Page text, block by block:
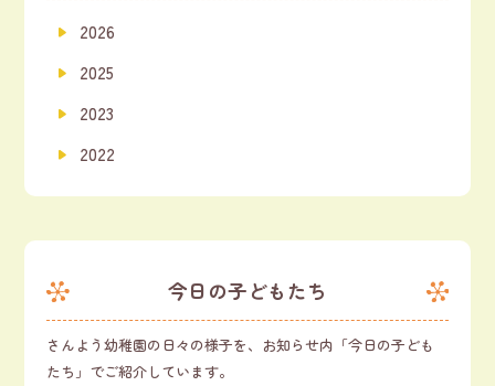
2026
2025
2023
2022
今日の子どもたち
さんよう幼稚園の日々の様子を、お知らせ内「今日の子ども
たち」でご紹介しています。